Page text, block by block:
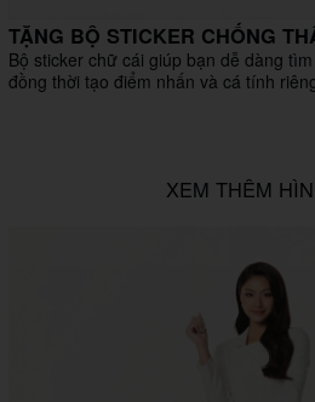
TẶNG BỘ STICKER CHỐNG
Bộ sticker chữ cái giúp bạn dễ dàng
đồng thời tạo điểm nhấn và cá tính
XEM THÊM